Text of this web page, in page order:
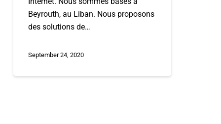
Beyrouth, au Liban. Nous proposons
des solutions de…
September 24, 2020